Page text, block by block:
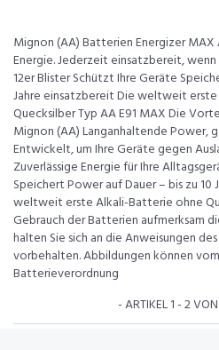
Mignon (AA) Batterien Energizer
Energie. Jederzeit einsatzbereit, wenn
12er Blister Schützt Ihre Geräte
Jahre einsatzbereit Die weltweit
Quecksilber Typ AA E91 MAX Die
Mignon (AA) Langanhaltende Power,
Entwickelt, um Ihre Geräte gegen
Zuverlässige Energie für Ihre
Speichert Power auf Dauer – bis zu
weltweit erste Alkali-Batterie ohne
Gebrauch der Batterien aufmerksam
halten Sie sich an die Anweisungen
vorbehalten. Abbildungen können
Batterieverordnung
- ARTIKEL 1 - 2